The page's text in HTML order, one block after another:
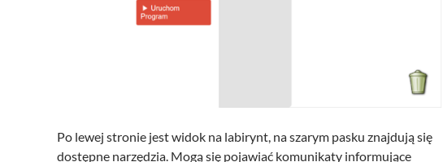
Po lewej stronie jest widok na labirynt, na szarym pasku znajdują się
dostępne narzędzia. Mogą się pojawiać komunikaty informujące